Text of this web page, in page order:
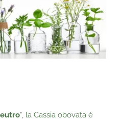
“, la Cassia obovata è